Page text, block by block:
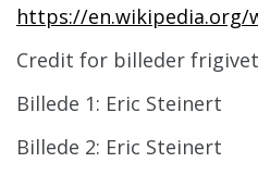
https://en.wikipedia.org/
Credit for billeder frigivet
Billede 1: Eric Steinert
Billede 2: Eric Steinert